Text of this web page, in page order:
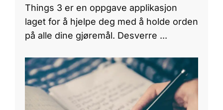
Things 3 er en oppgave applikasjon
laget for å hjelpe deg med å holde orden
på alle dine gjøremål. Desverre ...